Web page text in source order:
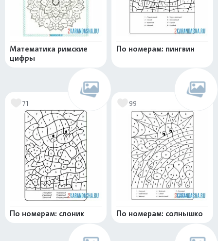
Математика римские
цифры
По номерам: пингвин
71
По номерам: слоник
99
По номерам: солнышко